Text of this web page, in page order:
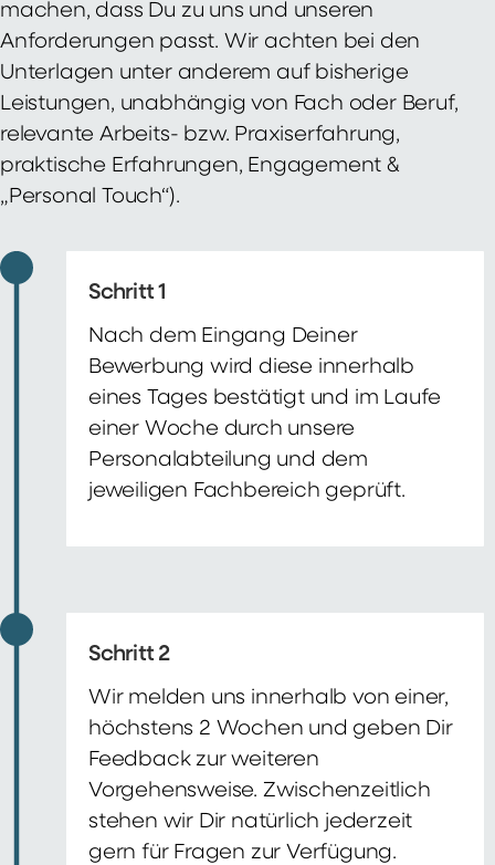
machen, dass Du zu uns und unseren
Anforderungen passt. Wir achten bei den
Unterlagen unter anderem auf bisherige
Leistungen, unabhängig von Fach oder Beruf,
relevante Arbeits- bzw. Praxiserfahrung,
praktische Erfahrungen, Engagement &
„Personal Touch“).
Schritt 1
Nach dem Eingang Deiner
Bewerbung wird diese innerhalb
eines Tages bestätigt und im Laufe
einer Woche durch unsere
Personalabteilung und dem
jeweiligen Fachbereich geprüft.
Schritt 2
Wir melden uns innerhalb von einer,
höchstens 2 Wochen und geben Dir
Feedback zur weiteren
Vorgehensweise. Zwischenzeitlich
stehen wir Dir natürlich jederzeit
gern für Fragen zur Verfügung.